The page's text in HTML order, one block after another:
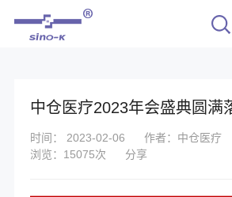
中仓医疗2023年会盛典圆满
时间： 2023-02-06
作者：中仓医疗
浏览：15075次
分享